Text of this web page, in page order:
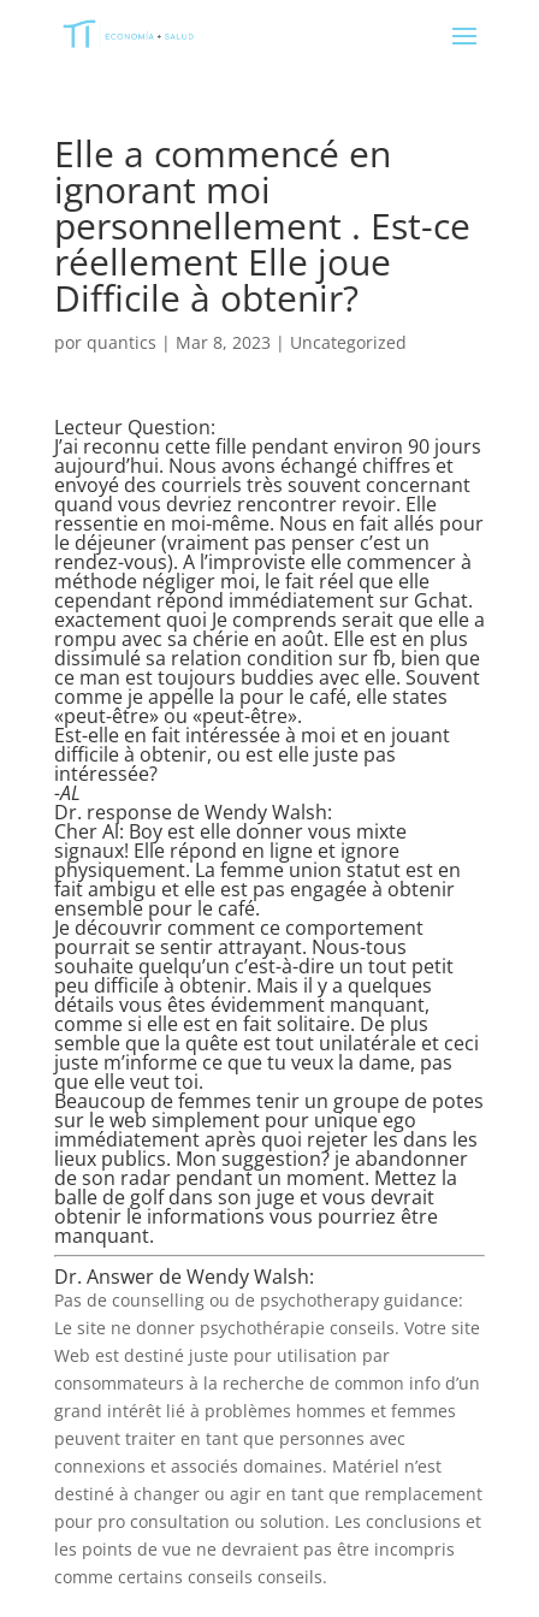
Elle a commencé en
ignorant moi
personnellement . Est-ce
réellement Elle joue
Difficile à obtenir?
por quantics | Mar 8, 2023 | Uncategorized
Lecteur Question:
J’ai reconnu cette fille pendant environ 90 jours
aujourd’hui. Nous avons échangé chiffres et
envoyé des courriels très souvent concernant
quand vous devriez rencontrer revoir. Elle
ressentie en moi-même. Nous en fait allés pour
le déjeuner (vraiment pas penser c’est un
rendez-vous). A l’improviste elle commencer à
méthode négliger moi, le fait réel que elle
cependant répond immédiatement sur Gchat.
exactement quoi Je comprends serait que elle a
rompu avec sa chérie en août. Elle est en plus
dissimulé sa relation condition sur fb, bien que
ce man est toujours buddies avec elle. Souvent
comme je appelle la pour le café, elle states
«peut-être» ou «peut-être».
Est-elle en fait intéressée à moi et en jouant
difficile à obtenir, ou est elle juste pas
intéressée?
-AL
Dr. response de Wendy Walsh:
Cher Al: Boy est elle donner vous mixte
signaux! Elle répond en ligne et ignore
physiquement. La femme union statut est en
fait ambigu et elle est pas engagée à obtenir
ensemble pour le café.
Je découvrir comment ce comportement
pourrait se sentir attrayant. Nous-tous
souhaite quelqu’un c’est-à-dire un tout petit
peu difficile à obtenir. Mais il y a quelques
détails vous êtes évidemment manquant,
comme si elle est en fait solitaire. De plus
semble que la quête est tout unilatérale et ceci
juste m’informe ce que tu veux la dame, pas
que elle veut toi.
Beaucoup de femmes tenir un groupe de potes
sur le web simplement pour unique ego
immédiatement après quoi rejeter les dans les
lieux publics. Mon suggestion? je abandonner
de son radar pendant un moment. Mettez la
balle de golf dans son juge et vous devrait
obtenir le informations vous pourriez être
manquant.
Dr. Answer de Wendy Walsh:
Pas de counselling ou de psychotherapy guidance:
Le site ne donner psychothérapie conseils. Votre site
Web est destiné juste pour utilisation par
consommateurs à la recherche de common info d’un
grand intérêt lié à problèmes hommes et femmes
peuvent traiter en tant que personnes avec
connexions et associés domaines. Matériel n’est
destiné à changer ou agir en tant que remplacement
pour pro consultation ou solution. Les conclusions et
les points de vue ne devraient pas être incompris
comme certains conseils conseils.